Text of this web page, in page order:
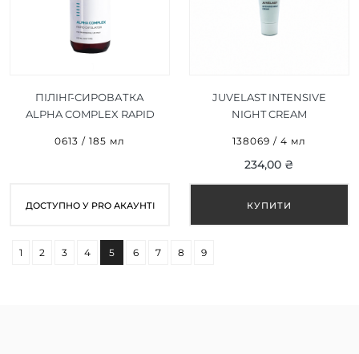
ПІЛІНГ-СИРОВАТКА
ALPHA COMPLEX RAPID
0613 / 185 мл
ДОСТУПНО У PRO АКАУНТІ
JUVELAST INTENSIVE
NIGHT CREAM
КРЕМ ) 4 МЛ
138069 / 4 мл
234,00 ₴
1 2 3 4 5 6 7 8 9